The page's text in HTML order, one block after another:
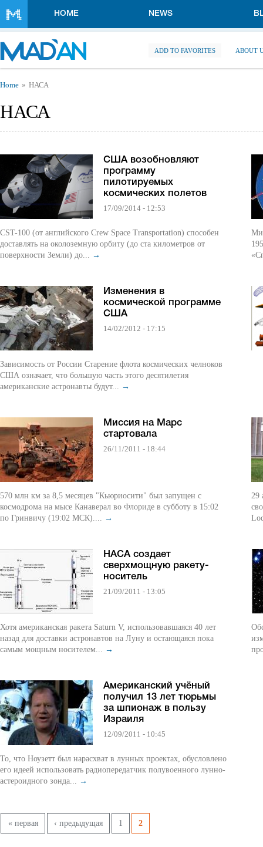
HOME NEWS
ADD TO FAVORITES ABOUT
You are here
Home НАСА
НАСА
США возобновляют
программу
пилотируемых
космических полетов
17/09/2014 - 12:53
CST-100 (от английского Crew Space Transportation) способен
доставлять на околоземную орбиту (до ста километров от
поверхности Земли) до... →
Изменения в
космической программе
США
14/02/2012 - 17:15
Зависимость от России Старение флота космических челноков
США означает, что большую часть этого десятилетия
американские астронавты будут... →
Миссия на Марс
стартовала
26/11/2011 - 18:44
570 млн км за 8,5 месяцев "Кьюриосити" был запущен с
космодрома на мысе Канаверал во Флориде в субботу в 15:02
по Гринвичу (19:02 МСК).... →
НАСА создает
сверхмощную ракету-
носитель
21/09/2011 - 13:05
Хотя американская ракета Saturn V, использовавшаяся 40 лет
назад для доставки астронавтов на Луну и остающаяся пока
самым мощным носителем... →
Американский учёный
получил 13 лет тюрьмы
за шпионаж в пользу
Израиля
12/09/2011 - 10:45
То, что Ноузетт был нарасхват в лунных проектах, обусловлено
его идеей использовать радиопередатчик полувоенного лунно-
астероидного зонда... →
29
Pages
« первая ‹ предыдущая 1 2